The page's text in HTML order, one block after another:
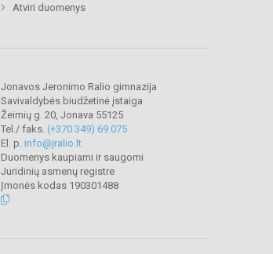
Atviri duomenys
Jonavos Jeronimo Ralio gimnazija
Savivaldybės biudžetinė įstaiga
Žeimių g. 20, Jonava 55125
Tel./ faks. (+370 349) 69 075
El. p. info@jralio.lt
Duomenys kaupiami ir saugomi
Juridinių asmenų registre
Įmonės kodas 190301488